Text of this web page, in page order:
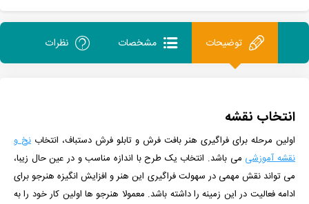
توضیحات مشخصات نظرات
انتخاب نقشه
اولین مرحله برای فراگیری هنر بافت فرش و تابلو فرش دستباف، انتخاب نخ و
نقشه آموزشی می باشد. انتخاب یک طرح با اندازه مناسب و در عین حال زیبا،
می تواند نقش مهمی در سهولت فراگیری این هنر و افزایش انگیزه هنرجو برای
ادامه فعالیت در این زمینه را داشته باشد. معمولا هنرجو ها اولین کار خود را به